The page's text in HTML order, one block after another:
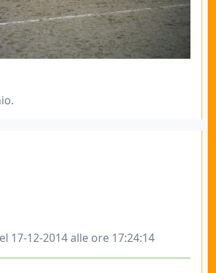
17-12-2014 alle ore 17:24:14